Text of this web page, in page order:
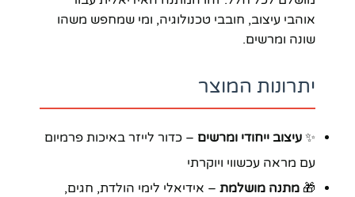
אוהבי עיצוב, חובבי טכנולוגיה, ומי שמחפש משהו
שונה ומרשים.
יתרונות המוצר
✨ עיצוב ייחודי ומרשים – כדור לייזר באיכות פרמיום
עם מראה עכשווי ויוקרתי
🎁 מתנה מושלמת – אידיאלי לימי הולדת, חגים,